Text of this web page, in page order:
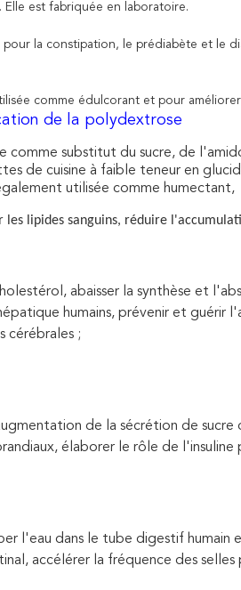
. Elle est fabriquée en laboratoire.
pour la constipation, le prédiabète et le
comme édulcorant et pour
de la polydextrose
comme substitut du sucre, de
de cuisine à faible teneur en
utilisée comme humectant,
lipides sanguins, réduire
abaisser la synthèse et
humains, prévenir et guérir
cérébrales ;
de la sécrétion de sucre
élaborer le rôle de
l'eau dans le tube digestif humain
accélérer la fréquence des